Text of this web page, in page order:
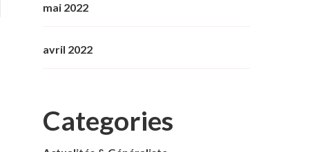
mai 2022
avril 2022
Categories